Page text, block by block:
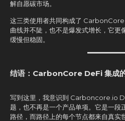
解自愿碳市场。
这三类使用者共同构成了 CarbonCore
曲线并不陡，也不是爆发式增长，它更
缓慢但稳固。
结语：CarbonCore DeFi 集成
写到这里，我意识到 Carboncore.io
题，也不再是一个产品单项。它是一段
路径，而路径上的每个节点都来自真实